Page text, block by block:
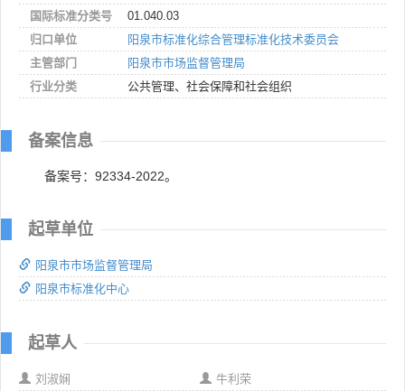
国际标准分类号
01.040.03
归口单位
阳泉市标准化综合管理标准化技术委员会
主管部门
阳泉市市场监督管理局
行业分类
公共管理、社会保障和社会组织
备案信息
备案号：92334-2022。
起草单位
阳泉市市场监督管理局
阳泉市标准化中心
起草人
刘淑娴
牛利荣